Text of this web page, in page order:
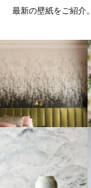
最新の壁紙をご紹介